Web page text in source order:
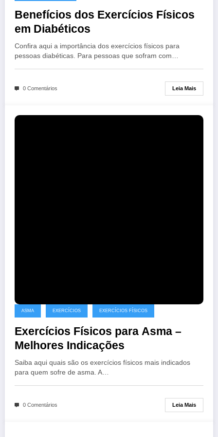
Benefícios dos Exercícios Físicos
em Diabéticos
Confira aqui a importância dos exercícios físicos para
pessoas diabéticas. Para pessoas que sofram com…
0 Comentários Leia Mais
ASMA EXERCÍCIOS EXERCÍCIOS FÍSICOS
Exercícios Físicos para Asma –
Melhores Indicações
Saiba aqui quais são os exercícios físicos mais indicados
para quem sofre de asma. A…
0 Comentários Leia Mais